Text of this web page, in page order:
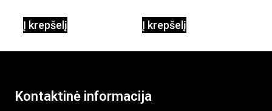
garinamasis,
apšvietimas
Į krepšelį Į krepšelį
Kontaktinė informacija